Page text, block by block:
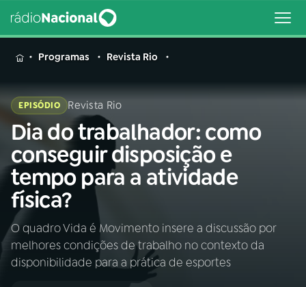
MENU
Buscar
na
Rádio
Nacional
Buscar
01INÍCIO
Programas Revista Rio
EPISÓDIO Revista Rio
Dia do trabalhador: como
conseguir disposição e
tempo para a atividade
física?
O quadro Vida é Movimento insere a discussão por
melhores condições de trabalho no contexto da
disponibilidade para a prática de esportes